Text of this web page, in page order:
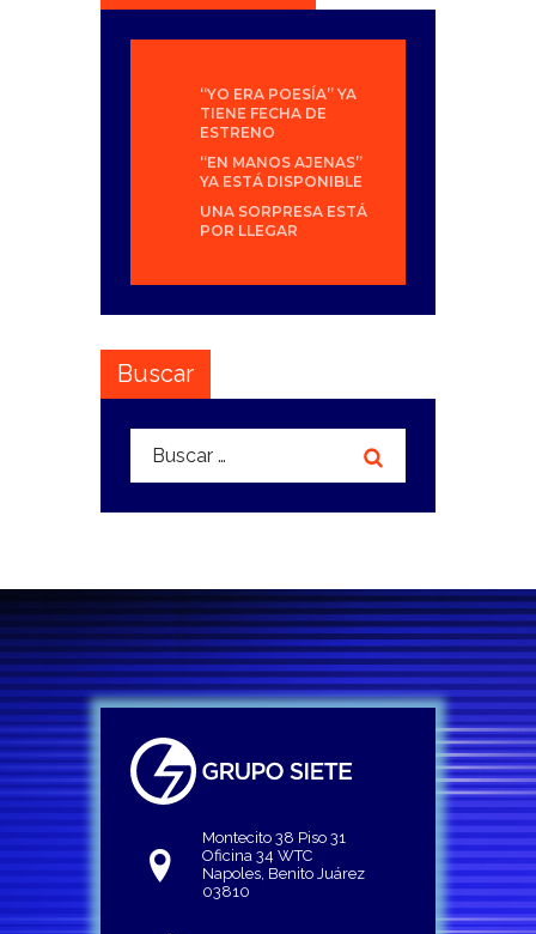
“YO ERA POESÍA” YA
TIENE FECHA DE
ESTRENO
“EN MANOS AJENAS”
YA ESTÁ DISPONIBLE
UNA SORPRESA ESTÁ
POR LLEGAR
Buscar
Buscar:
Montecito 38 Piso 31
Oficina 34 WTC
Napoles, Benito Juárez
03810